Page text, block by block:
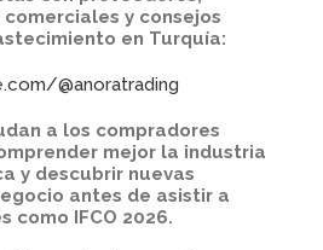
y consejos
en Turquía:
@anoratrading
a los compradores
mejor la industria
y descubrir nuevas
antes de asistir a
como IFCO 2026.